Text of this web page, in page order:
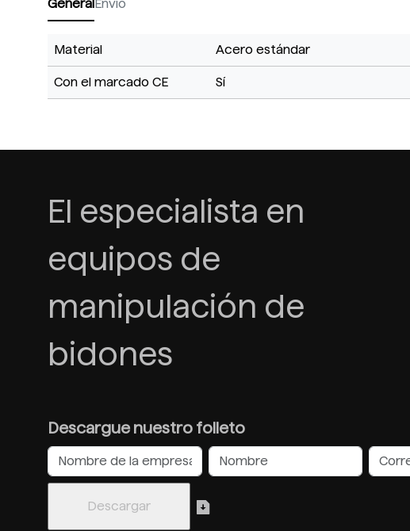
GeneralEnvío
Material Acero estándar
Con el marcado CE Sí
El especialista en
equipos de
manipulación de
bidones
Descargue nuestro folleto